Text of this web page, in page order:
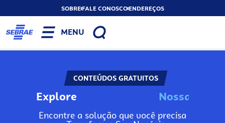
SOBREFALE CONOSCOENDEREÇOS
MENU
CONTEÚDOS GRATUITOS
Explore Nossa
Encontre a solução que você precisa